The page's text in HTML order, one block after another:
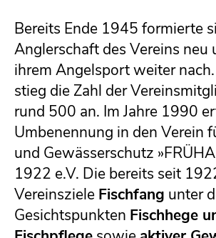
Bereits Ende 1945 formierte
Anglerschaft des Vereins neu
ihrem Angelsport weiter
stieg die Zahl der
rund 500 an. Im Jahre 1990
Umbenennung in den Verein
und Gewässerschutz
1922 e.V. Die bereits seit
Vereinsziele Fischfang unter
Gesichtspunkten Fischhege